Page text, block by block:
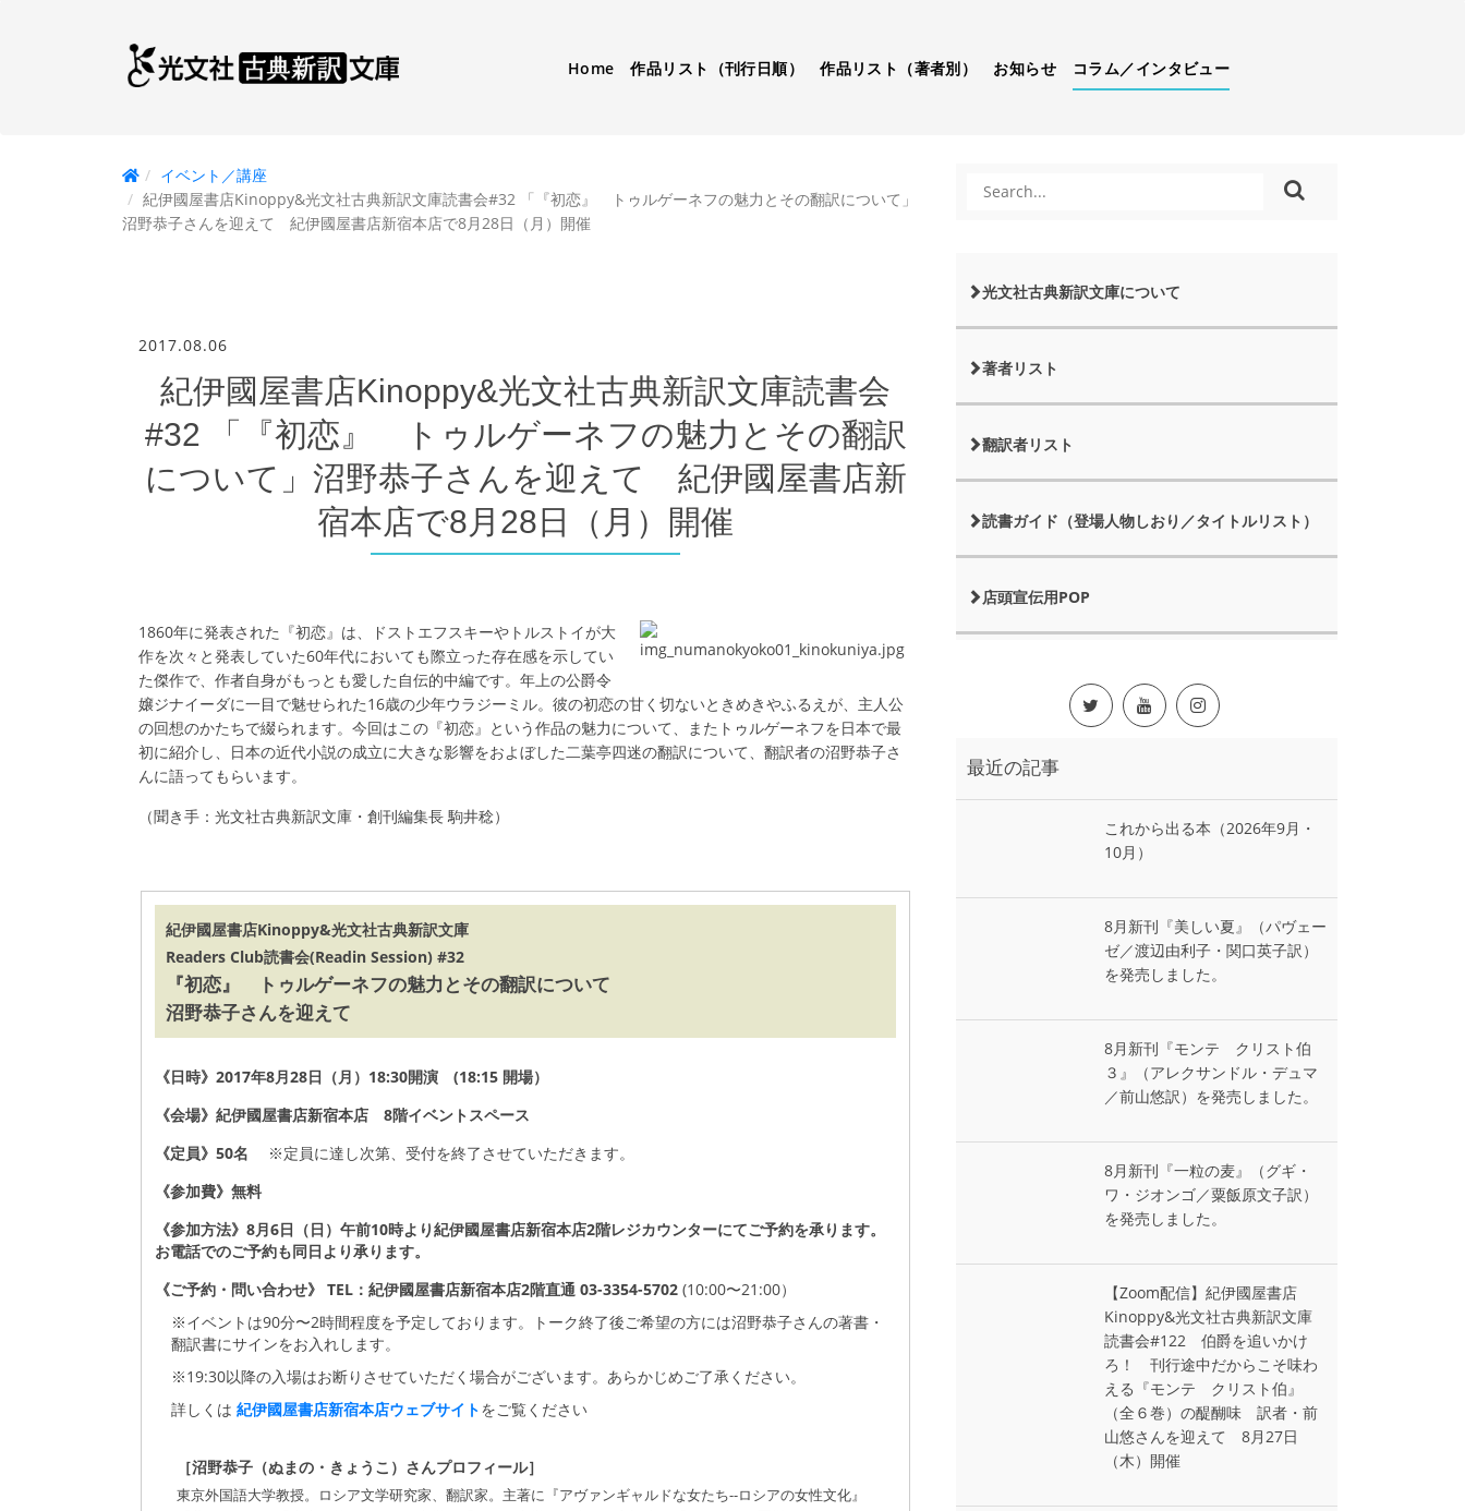
Home 作品リスト（刊行日順） 作品リスト（著者別） お知らせ コラム／インタビュー
イベント／講座
紀伊國屋書店Kinoppy&光文社古典新訳文庫読書会#32 「『初恋』 トゥルゲーネフの魅力とその翻訳について」
沼野恭子さんを迎えて 紀伊國屋書店新宿本店で8月28日（月）開催
2017.08.06
紀伊國屋書店Kinoppy&光文社古典新訳文庫読書会
#32 「『初恋』 トゥルゲーネフの魅力とその翻訳
について」沼野恭子さんを迎えて 紀伊國屋書店新
宿本店で8月28日（月）開催
1860年に発表された『初恋』は、ドストエフスキーやトルストイが大
作を次々と発表していた60年代においても際立った存在感を示してい
た傑作で、作者自身がもっとも愛した自伝的中編です。年上の公爵令
嬢ジナイーダに一目で魅せられた16歳の少年ウラジーミル。彼の初恋の甘く切ないときめきやふるえが、主人公
の回想のかたちで綴られます。今回はこの『初恋』という作品の魅力について、またトゥルゲーネフを日本で最
初に紹介し、日本の近代小説の成立に大きな影響をおよぼした二葉亭四迷の翻訳について、翻訳者の沼野恭子さ
んに語ってもらいます。
（聞き手：光文社古典新訳文庫・創刊編集長 駒井稔）
紀伊國屋書店Kinoppy&光文社古典新訳文庫
Readers Club読書会(Readin Session) #32
『初恋』 トゥルゲーネフの魅力とその翻訳について
沼野恭子さんを迎えて
《日時》2017年8月28日（月）18:30開演 (18:15 開場）
《会場》紀伊國屋書店新宿本店 8階イベントスペース
《定員》50名
※定員に達し次第、受付を終了させていただきます。
《参加費》無料
《参加方法》8月6日（日）午前10時より紀伊國屋書店新宿本店2階レジカウンターにてご予約を承ります。
お電話でのご予約も同日より承ります。
《ご予約・問い合わせ》 TEL：紀伊國屋書店新宿本店2階直通 03-3354-5702 (10:00〜21:00）
※イベントは90分〜2時間程度を予定しております。トーク終了後ご希望の方には沼野恭子さんの著書・
翻訳書にサインをお入れします。
※19:30以降の入場はお断りさせていただく場合がございます。あらかじめご了承ください。
詳しくは 紀伊國屋書店新宿本店ウェブサイトをご覧ください
［沼野恭子（ぬまの・きょうこ）さんプロフィール］
東京外国語大学教授。ロシア文学研究家、翻訳家。主著に『アヴァンギャルドな女たち--ロシアの女性文化』
光文社古典新訳文庫について
著者リスト
翻訳者リスト
読書ガイド（登場人物しおり／タイトルリスト）
店頭宣伝用POP
最近の記事
これから出る本（2026年9月・
10月）
8月新刊『美しい夏』（パヴェー
ゼ／渡辺由利子・関口英子訳）
を発売しました。
8月新刊『モンテ゠クリスト伯
３』（アレクサンドル・デュマ
／前山悠訳）を発売しました。
8月新刊『一粒の麦』（グギ・
ワ・ジオンゴ／粟飯原文子訳）
を発売しました。
【Zoom配信】紀伊國屋書店
Kinoppy&光文社古典新訳文庫
読書会#122 伯爵を追いかけ
ろ！ 刊行途中だからこそ味わ
える『モンテ゠クリスト伯』
（全６巻）の醍醐味 訳者・前
山悠さんを迎えて 8月27日
（木）開催